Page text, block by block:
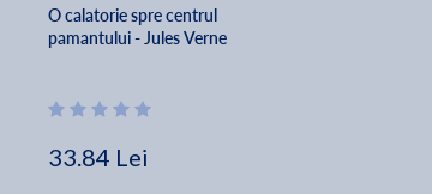
O calatorie spre centrul
pamantului - Jules Verne
33.84 Lei